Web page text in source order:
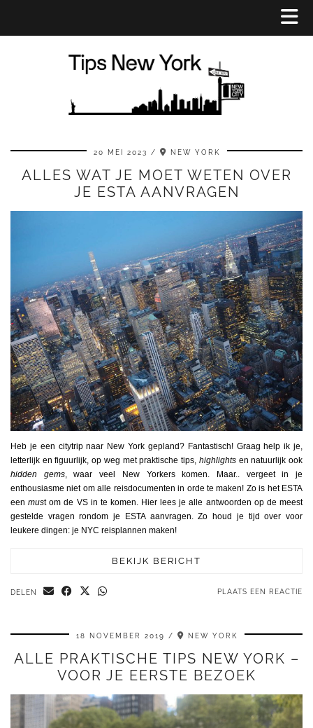
20 MEI 2023 NEW YORK
ALLES WAT JE MOET WETEN OVER
JE ESTA AANVRAGEN
Heb je een citytrip naar New York gepland? Fantastisch! Graag help ik je,
letterlijk en figuurlijk, op weg met praktische tips, highlightsen natuurlijk ook
hidden gems, waar veel New Yorkers komen. Maar.. vergeet in je
enthousiasme niet om alle reisdocumenten in orde te maken! Zo is het ESTA
eenmust om de VS in te komen. Hier lees je alle antwoorden op de meest
gestelde vragen rondom je ESTA aanvragen. Zo houd je tijd over voor
leukere dingen: je NYC reisplannen maken!
BEKIJK BERICHT
DELEN PLAATS EEN REACTIE
18 NOVEMBER 2019 NEW YORK
ALLE PRAKTISCHE TIPS NEW YORK –
VOOR JE EERSTE BEZOEK